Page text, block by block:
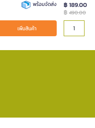
พร้อมจัดส่ง
เพิ่มสินค้า
฿ 189.00
฿490.00